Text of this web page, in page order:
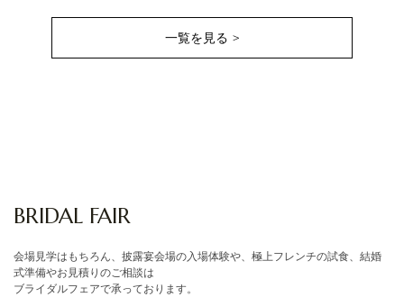
一覧を見る >
BRIDAL FAIR
会場見学はもちろん、披露宴会場の入場体験や、極上フレンチの試食、結婚
式準備やお見積りのご相談は
ブライダルフェアで承っております。